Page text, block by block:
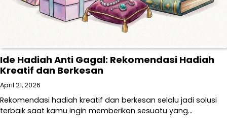
Ide Hadiah Anti Gagal: Rekomendasi Hadiah
Kreatif dan Berkesan
April 21, 2026
Rekomendasi hadiah kreatif dan berkesan selalu jadi solusi
terbaik saat kamu ingin memberikan sesuatu yang…